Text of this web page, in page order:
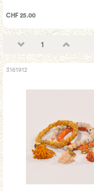
CHF 25.00
3161912